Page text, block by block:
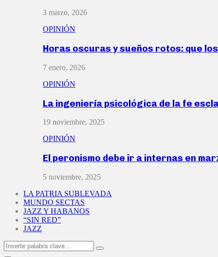
3 marzo, 2026
OPINIÓN
Horas oscuras y sueños rotos: que
7 enero, 2026
OPINIÓN
La ingeniería psicológica de la fe
19 noviembre, 2025
OPINIÓN
El peronismo debe ir a internas en
5 noviembre, 2025
LA PATRIA SUBLEVADA
MUNDO SECTAS
JAZZ Y HABANOS
“SIN RED”
JAZZ
Search
for:
Search